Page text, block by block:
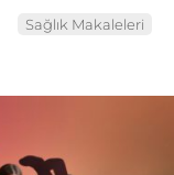
Sağlık Makaleleri